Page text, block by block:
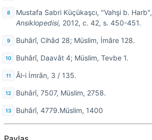
Mustafa Sabri Küçükaşcı, "Vahşi b. Harb",
Ansiklopedisi, 2012, c. 42, s. 450-451.
Buhârî, Cihâd 28; Müslim, İmâre 128.
Buhârî, Daavât 4; Müslim, Tevbe 1.
Âl-i İmrân, 3 / 135.
Buhârî, 7507, Müslim, 2758.
Buhârî, 4779.Müslim, 1400